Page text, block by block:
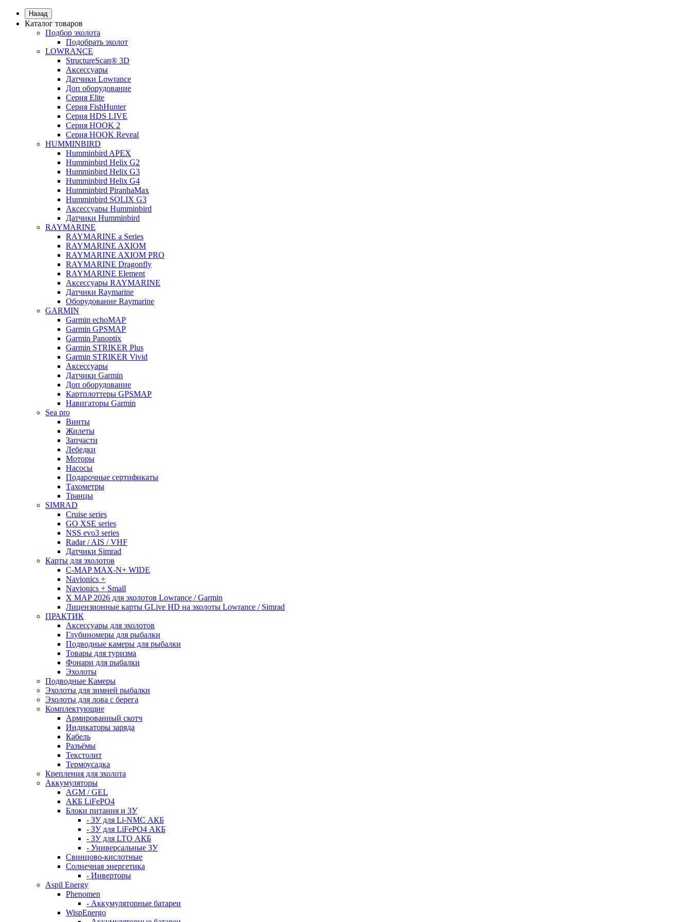
Назад
Каталог товаров
Подбор эхолота
Подобрать эхолот
LOWRANCE
StructureScan® 3D
Аксессуары
Датчики Lowrance
Доп оборудование
Серия Elite
Серия FishHunter
Серия HDS LIVE
Серия HOOK 2
Серия HOOK Reveal
HUMMINBIRD
Humminbird APEX
Humminbird Helix G2
Humminbird Helix G3
Humminbird Helix G4
Humminbird PiranhaMax
Humminbird SOLIX G3
Аксессуары Humminbird
Датчики Humminbird
RAYMARINE
RAYMARINE a Series
RAYMARINE AXIOM
RAYMARINE AXIOM PRO
RAYMARINE Dragonfly
RAYMARINE Element
Аксессуары RAYMARINE
Датчики Raymarine
Оборудование Raymarine
GARMIN
Garmin echoMAP
Garmin GPSMAP
Garmin Panoptix
Garmin STRIKER Plus
Garmin STRIKER Vivid
Аксессуары
Датчики Garmin
Доп оборудование
Картплоттеры GPSMAP
Навигаторы Garmin
Sea pro
Винты
Жилеты
Запчасти
Лебедки
Моторы
Насосы
Подарочные сертификаты
Тахометры
Транцы
SIMRAD
Cruise series
GO XSE series
NSS evo3 series
Radar / AIS / VHF
Датчики Simrad
Карты для эхолотов
C-MAP MAX-N+ WIDE
Navionics +
Navionics + Small
X MAP 2026 для эхолотов Lowrance / Garmin
Лицензионные карты GLive HD на эхолоты Lowrance / Simrad
ПРАКТИК
Аксессуары для эхолотов
Глубиномеры для рыбалки
Подводные камеры для рыбалки
Товары для туризма
Фонари для рыбалки
Эхолоты
Подводные Камеры
Эхолоты для зимней рыбалки
Эхолоты для лова с берега
Комплектующие
Армированный скотч
Индикаторы заряда
Кабель
Разъёмы
Текстолит
Термоусадка
Крепления для эхолота
Аккумуляторы
AGM / GEL
АКБ LiFePO4
Блоки питания и ЗУ
- ЗУ для Li-NMC АКБ
- ЗУ для LiFePO4 АКБ
- ЗУ для LTO АКБ
- Универсальные ЗУ
Свинцово-кислотные
Солнечная энергетика
- Инверторы
Aspil Energy
Phenomen
- Аккумуляторные батареи
WispEnergo